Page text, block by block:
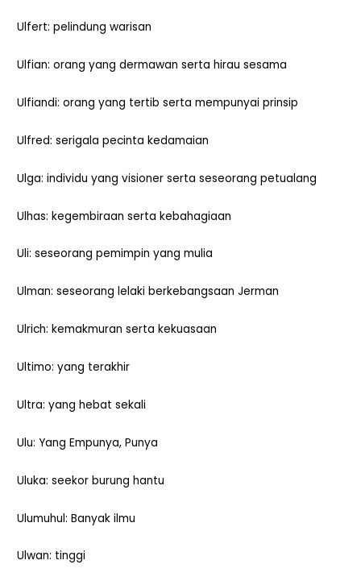
Ulfert: pelindung warisan
Ulfian: orang yang dermawan serta hirau sesama
Ulfiandi: orang yang tertib serta mempunyai prinsip
Ulfred: serigala pecinta kedamaian
Ulga: individu yang visioner serta seseorang petualang
Ulhas: kegembiraan serta kebahagiaan
Uli: seseorang pemimpin yang mulia
Ulman: seseorang lelaki berkebangsaan Jerman
Ulrich: kemakmuran serta kekuasaan
Ultimo: yang terakhir
Ultra: yang hebat sekali
Ulu: Yang Empunya, Punya
Uluka: seekor burung hantu
Ulumuhul: Banyak ilmu
Ulwan: tinggi